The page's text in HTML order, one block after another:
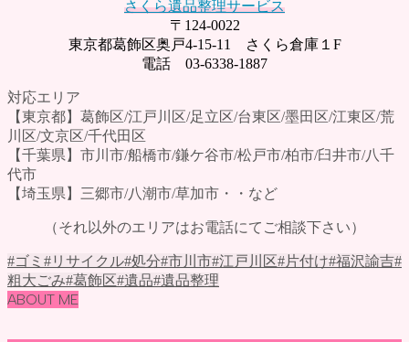
さくら遺品整理サービス
〒124-0022
東京都葛飾区奥戸4-15-11 さくら倉庫１F
電話 03-6338-1887
対応エリア
【東京都】葛飾区/江戸川区/足立区/台東区/墨田区/江東区/荒
川区/文京区/千代田区
【千葉県】市川市/船橋市/鎌ケ谷市/松戸市/柏市/臼井市/八千
代市
【埼玉県】三郷市/八潮市/草加市・・など
（それ以外のエリアはお電話にてご相談下さい）
#ゴミ #リサイクル#処分#市川市#江戸川区#片付け#福沢諭吉#
粗大ごみ#葛飾区#遺品#遺品整理
ABOUT ME